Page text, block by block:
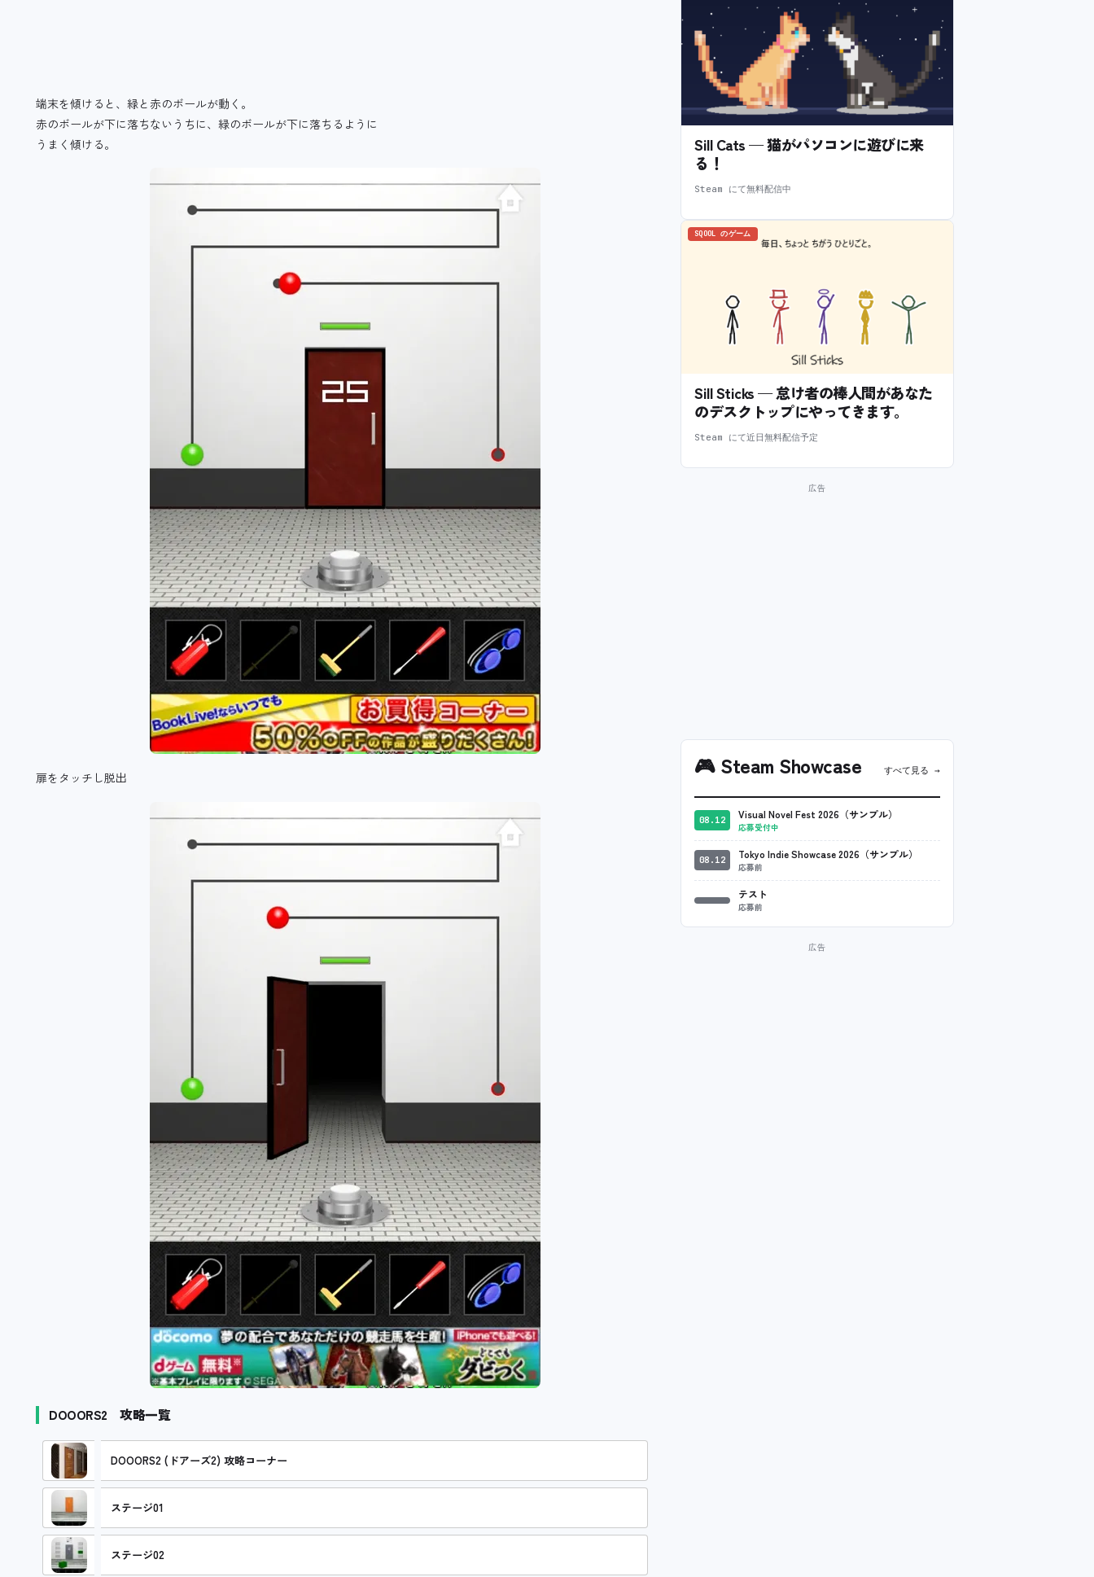
端末を傾けると、緑と赤のボールが動く。
赤のボールが下に落ちないうちに、緑のボールが下に落ちるように
うまく傾ける。
扉をタッチし脱出
DOOORS2 攻略一覧
DOOORS2 (ドアーズ2) 攻略コーナー
ステージ01
ステージ02
Sill Cats — 猫がパソコンに遊びに来
る！
Steam にて無料配信中
SQOOL のゲーム
Sill Sticks — 怠け者の棒人間があなた
のデスクトップにやってきます。
Steam にて近日無料配信予定
🎮Steam Showcase すべて見る →
08.12 Visual Novel Fest 2026（サンプル）
応募受付中
08.12 Tokyo Indie Showcase 2026（サンプル）
応募前
テスト
応募前